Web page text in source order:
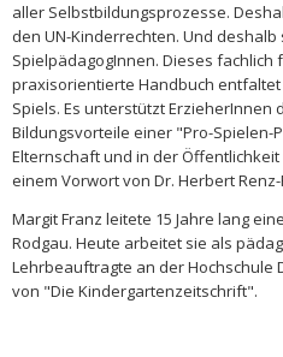
aller Selbstbildungsprozesse.
den UN-Kinderrechten. Und
SpielpädagogInnen. Dieses fachlich
praxisorientierte Handbuch
Spiels. Es unterstützt ErzieherInnen
Bildungsvorteile einer "Pro-Spielen-
Elternschaft und in der
einem Vorwort von Dr. Herbert
Margit Franz leitete 15 Jahre lang
Rodgau. Heute arbeitet sie als
Lehrbeauftragte an der Hochschule
von "Die Kindergartenzeitschrift".